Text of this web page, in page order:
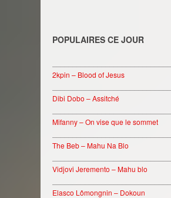
POPULAIRES CE JOUR
2kpin – Blood of Jesus
Dibi Dobo – Assitché
Mifanny – On vise que le sommet
The Beb – Mahu Na Blo
Vidjovi Jeremento – Mahu blo
Elasco Lômongnin – Dokoun